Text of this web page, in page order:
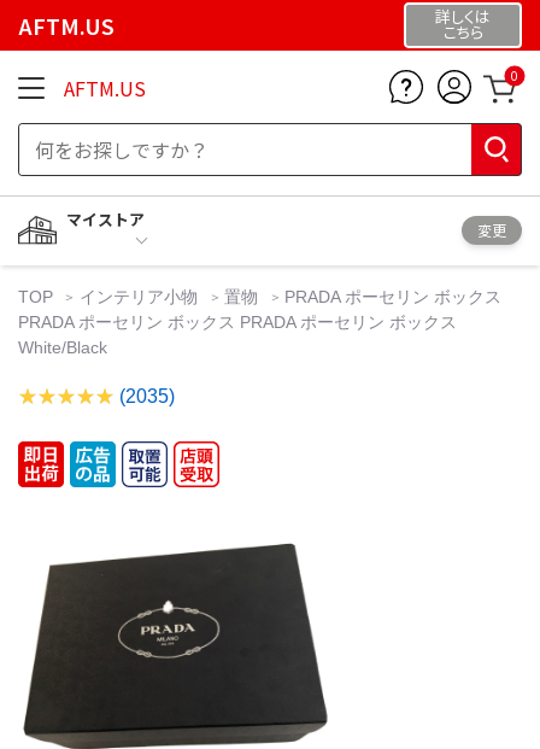
AFTM.US 詳しくは
こちら
AFTM.US 0
マイストア
変更
TOP インテリア小物 置物
PRADA ポーセリン ボックス
PRADA ポーセリン ボックス PRADA ポーセリン ボックス
White/Black
(2035)